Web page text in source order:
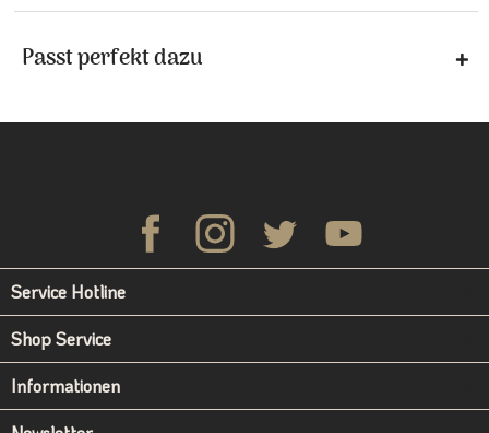
Passt perfekt dazu
Service Hotline
Shop Service
Informationen